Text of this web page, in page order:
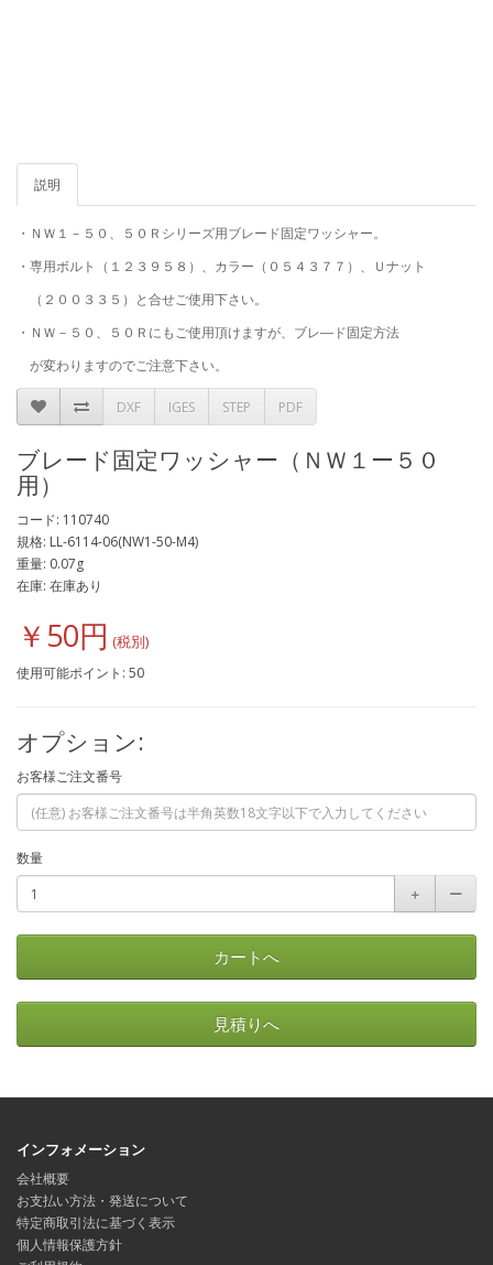
説明
・ＮＷ１－５０、５０Ｒシリーズ用ブレード固定ワッシャー。
・専用ボルト（１２３９５８）、カラー（０５４３７７）、Ｕナット
（２００３３５）と合せご使用下さい。
・ＮＷ－５０、５０Ｒにもご使用頂けますが、ブレ―ド固定方法
が変わりますのでご注意下さい。
DXF IGES STEP PDF
ブレード固定ワッシャー（ＮＷ１ー５０
用）
コード: 110740
規格: LL-6114-06(NW1-50-M4)
重量: 0.07g
在庫: 在庫あり
￥50円
使用可能ポイント: 50
オプション:
お客様ご注文番号
数量
＋
ー
カートへ
見積りへ
インフォメーション
会社概要
お支払い方法・発送について
特定商取引法に基づく表示
個人情報保護方針